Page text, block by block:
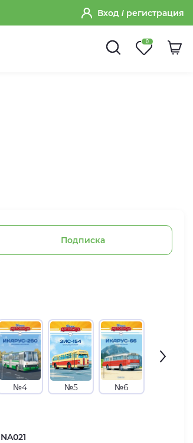
Вход / регистрация
0
Подписка
№4 №5 №6
NA021